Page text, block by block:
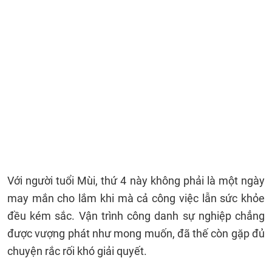
Với người tuổi Mùi, thứ 4 này không phải là một ngày
may mắn cho lắm khi mà cả công việc lẫn sức khỏe
đều kém sắc. Vận trình công danh sự nghiệp chẳng
được vượng phát như mong muốn, đã thế còn gặp đủ
chuyện rắc rối khó giải quyết.